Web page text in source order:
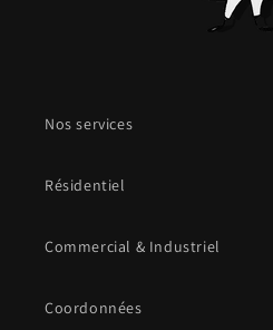
Nos services
Résidentiel
Commercial & Industriel
Coordonnées